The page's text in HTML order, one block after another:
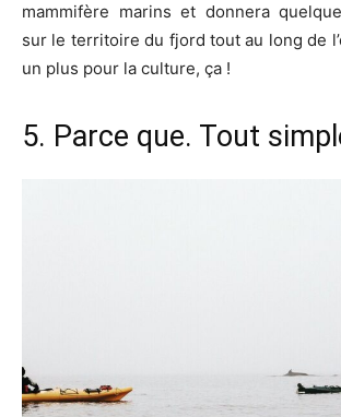
mammifère marins et donnera
sur le territoire du fjord tout au long de
un plus pour la culture, ça !
5. Parce que. Tout